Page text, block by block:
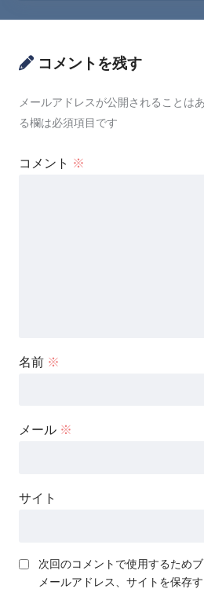
コメントを残す
メールアドレスが公開されることは
る欄は必須項目です
コメント ※
名前 ※
メール ※
サイト
次回のコメントで使用するため
メールアドレス、サイトを保存す